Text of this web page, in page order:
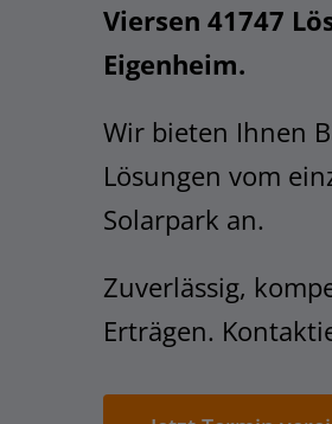
Viersen 41747
Eigenheim.
Wir bieten Ihnen
Lösungen vom
Solarpark an.
Zuverlässig,
Erträgen.